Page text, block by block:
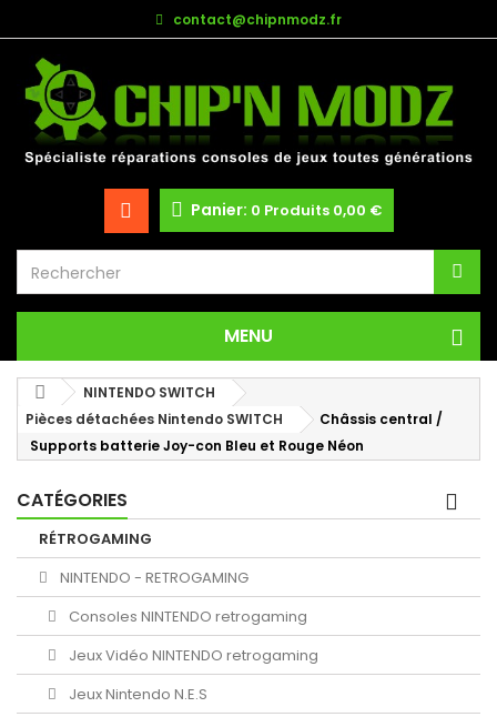
contact@chipnmodz.fr
Panier: 0 Produits 0,00 €
MENU
NINTENDO SWITCH
Pièces détachées Nintendo SWITCH
Châssis central /
Supports batterie Joy-con Bleu et Rouge Néon
CATÉGORIES
RÉTROGAMING
NINTENDO - RETROGAMING
Consoles NINTENDO retrogaming
Jeux Vidéo NINTENDO retrogaming
Jeux Nintendo N.E.S